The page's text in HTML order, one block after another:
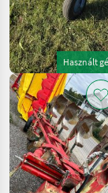
Használt